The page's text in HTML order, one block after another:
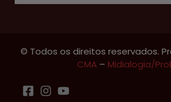
© Todos os direitos reservados.
CMA– Midialogia/